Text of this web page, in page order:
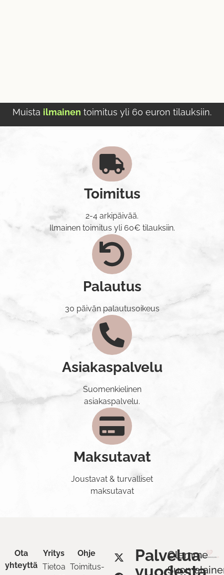
Muista ilmainen toimitus yli 60 euron tilauksiin.
Toimitus
2-4 arkipäivää.
Ilmainen toimitus yli 60€ tilauksiin.
Palautus
30 päivän palautusoikeus
Asiakaspalvelu
Suomenkielinen
asiakaspalvelu.
Maksutavat
Joustavat & turvalliset
maksutavat
Ota
yhteyttä
Yritys
Tietoa
Ohje
Toimitus-
Palvelua
Olemme